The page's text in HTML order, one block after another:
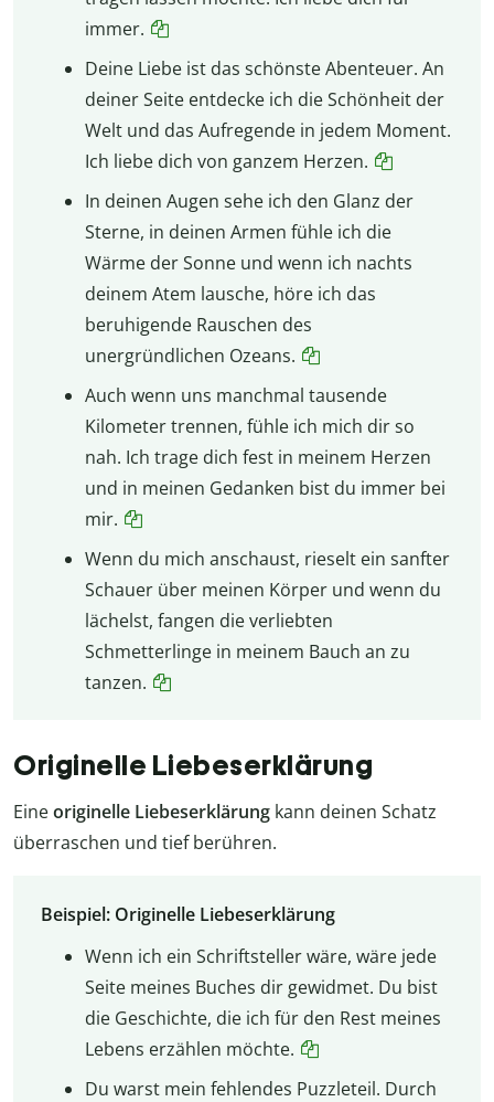
immer.
Deine Liebe ist das schönste Abenteuer. An
deiner Seite entdecke ich die Schönheit der
Welt und das Aufregende in jedem Moment.
Ich liebe dich von ganzem Herzen.
In deinen Augen sehe ich den Glanz der
Sterne, in deinen Armen fühle ich die
Wärme der Sonne und wenn ich nachts
deinem Atem lausche, höre ich das
beruhigende Rauschen des
unergründlichen Ozeans.
Auch wenn uns manchmal tausende
Kilometer trennen, fühle ich mich dir so
nah. Ich trage dich fest in meinem Herzen
und in meinen Gedanken bist du immer bei
mir.
Wenn du mich anschaust, rieselt ein sanfter
Schauer über meinen Körper und wenn du
lächelst, fangen die verliebten
Schmetterlinge in meinem Bauch an zu
tanzen.
Originelle Liebeserklärung
Eineoriginelle Liebeserklärung kann deinen Schatz
überraschen und tief berühren.
Beispiel: Originelle Liebeserklärung
Wenn ich ein Schriftsteller wäre, wäre jede
Seite meines Buches dir gewidmet. Du bist
die Geschichte, die ich für den Rest meines
Lebens erzählen möchte.
Du warst mein fehlendes Puzzleteil. Durch